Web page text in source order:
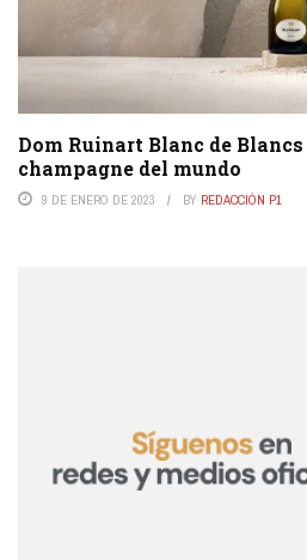
Dom Ruinart Blanc de
champagne del mundo
9 DE ENERO DE 2023 BY REDACCIÓN P1